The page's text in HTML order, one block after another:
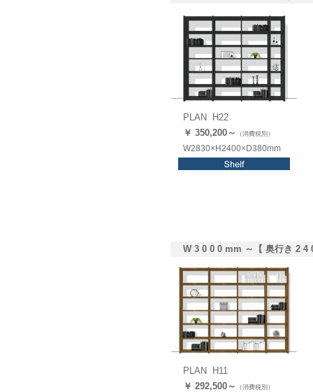
PLAN H22
￥ 350,200～ （消費税別）
W2830×H2400×D380mm
W 3 0 0 0 mm ～【 奥行き 2 4
PLAN H11
￥ 292,500～ （消費税別）